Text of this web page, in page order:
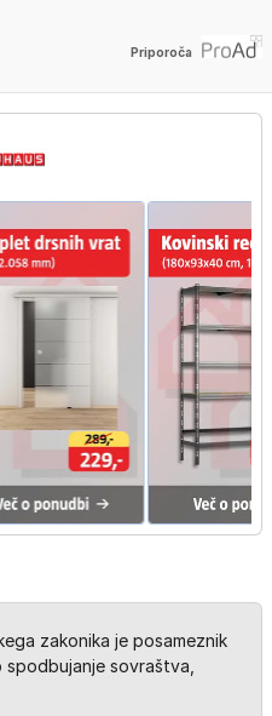
Priporoča
zakonika je posameznik
sovraštva,